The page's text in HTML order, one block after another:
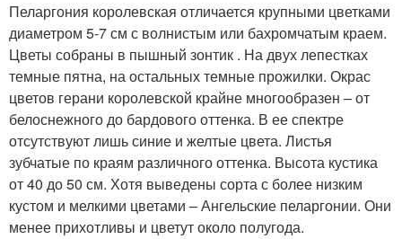
Пеларгония королевская отличается крупными цветками
диаметром 5-7 см с волнистым или бахромчатым краем.
Цветы собраны в пышный зонтик . На двух лепестках
темные пятна, на остальных темные прожилки. Окрас
цветов герани королевской крайне многообразен – от
белоснежного до бардового оттенка. В ее спектре
отсутствуют лишь синие и желтые цвета. Листья
зубчатые по краям различного оттенка. Высота кустика
от 40 до 50 см. Хотя выведены сорта с более низким
кустом и мелкими цветами – Ангельские пеларгонии. Они
менее прихотливы и цветут около полугода.